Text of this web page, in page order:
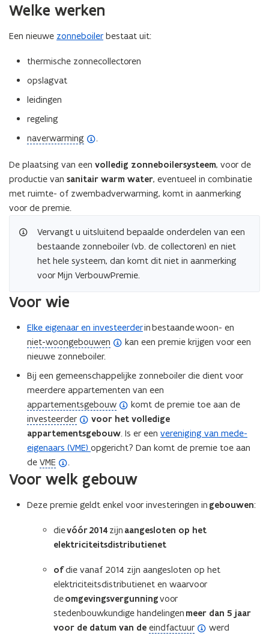
Welke werken
Een nieuwe zonneboiler bestaat uit:
thermische zonnecollectoren
opslagvat
leidingen
regeling
naverwarming
(
p
e
n
d
f
t
e
)
.
De plaatsing van een volledig zonneboilersysteem, voor de
productie van sanitair warm water, eventueel in combinatie
met ruimte- of zwembadverwarming, komt in aanmerking
voor de premie.
Vervangt u uitsluitend bepaalde onderdelen van een
bestaande zonneboiler (vb. de collectoren) en niet
het hele systeem, dan komt dit niet in aanmerking
voor Mijn VerbouwPremie.
Voor wie
Elke eigenaar en investeerderin bestaande woon- en
niet-woongebouwen
(
o
p
d
e
i
t
kan een premie krijgen voor een
nieuwe zonneboiler.
Bij een gemeenschappelijke zonneboiler die dient voor
meerdere appartementen van een
appartementsgebouw
(
o
p
e
n
d
f
komt de premie toe aan de
investeerder
(
o
p
e
n
e
voor het volledige
appartementsgebouw. Is er een vereniging van mede-
eigenaars (VME) opgericht? Dan komt de premie toe aan
de VME
(
o
e
d
.
Voor welk gebouw
Deze premie geldt enkel voor investeringen in gebouwen:
dievóór 2014 zijn aangesloten op het
elektriciteitsdistributienet
ofdie vanaf 2014 zijn aangesloten op het
elektriciteitsdistributienet en waarvoor
deomgevingsvergunningvoor
stedenbouwkundige handelingen meer dan 5 jaar
voor de datum van de eindfactuur
(
werd